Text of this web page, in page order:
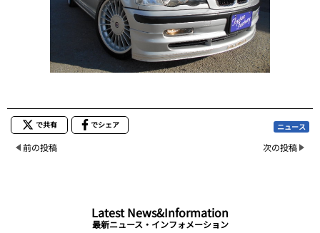
で共有 でシェア ニュース
前の投稿 次の投稿
Latest News&Information
最新ニュース・インフォメーション